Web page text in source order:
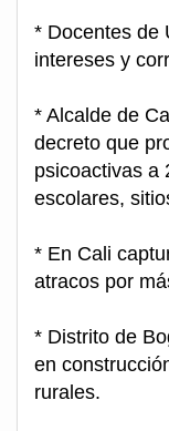
* Docentes de
intereses y
* Alcalde de
decreto que
psicoactivas a
escolares,
* En Cali
atracos por
* Distrito de
en
rurales.